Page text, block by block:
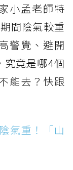
小孟老師特
間陰氣較重
警覺、避開
究竟是哪4個
能去？快跟
氣重！「山